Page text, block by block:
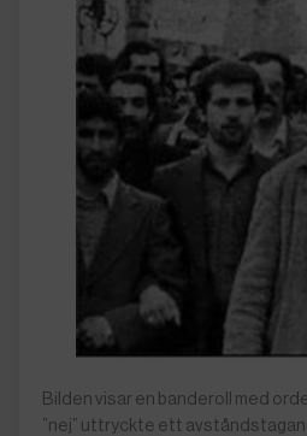
Bilden visar en banderoll med
”nej” uttryckte ett